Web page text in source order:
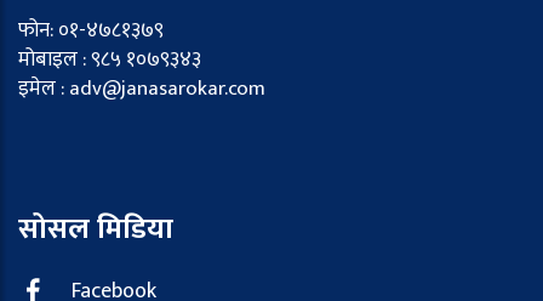
फोन: ०१-४७८१३७९
मोबाइल : ९८५ १०७९३४३
इमेल : adv@janasarokar.com
सोसल मिडिया
Facebook